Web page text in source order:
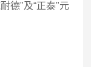
德"及“正泰"元